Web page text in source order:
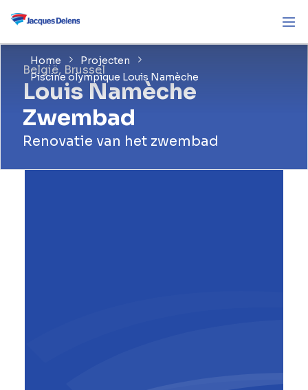
Home
Projecten
Piscine olympique Louis Namèche
België, Brussel
Louis Namèche
Zwembad
Renovatie van het zwembad